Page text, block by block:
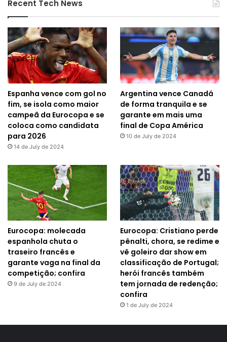
Recent Tech News
Espanha vence com gol no
fim, se isola como maior
campeã da Eurocopa e se
coloca como candidata
para 2026
14 de July de 2024
Argentina vence Canadá
de forma tranquila e se
garante em mais uma
final de Copa América
10 de July de 2024
Eurocopa: molecada
espanhola chuta o
traseiro francês e
garante vaga na final da
competição; confira
9 de July de 2024
Eurocopa: Cristiano perde
pênalti, chora, se redime e
vê goleiro dar show em
classificação de Portugal;
herói francês também
tem jornada de redenção;
confira
1 de July de 2024